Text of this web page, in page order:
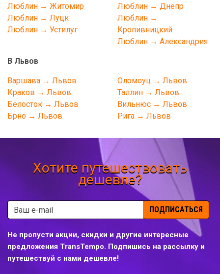
Люблин → Житомир
Люблин → Луцк
Люблин → Устилуг
Люблин → Днепр
Люблин →
Кропивницкий
Люблин → Александрия
В Львов
Варшава → Львов
Краков → Львов
Белосток → Львов
Брно → Львов
Оломоуц → Львов
Таллин → Львов
Вильнюс → Львов
Рига → Львов
Хотите путешествовать
дешевле?
ПОДПИСАТЬСЯ
Не пропусти акции, скидки и другие интересные
предложения TransTempo. Подпишись на рассылку и
путешествуй с нами дешевле!